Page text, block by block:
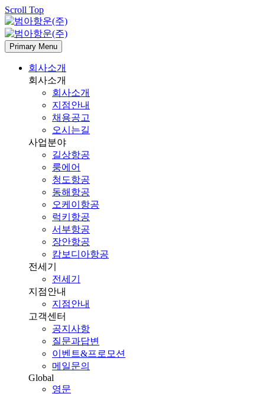
Scroll Top
Primary Menu
회사소개
회사소개
회사소개
지점안내
채용공고
오시는길
사업분야
길상항공
룽에어
청도항공
동해항공
오케이항공
럭키항공
서부항공
장안항공
캄보디아항공
전세기
전세기
지점안내
지점안내
고객센터
공지사항
질문과답변
이벤트&프로모션
메일문의
Global
영문